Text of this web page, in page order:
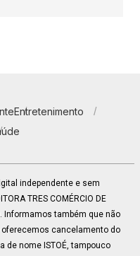
Entretenimento
independente e sem
TRES COMÉRCIO DE
Informamos também que não
cancelamento do
de nome ISTOÉ, tampouco